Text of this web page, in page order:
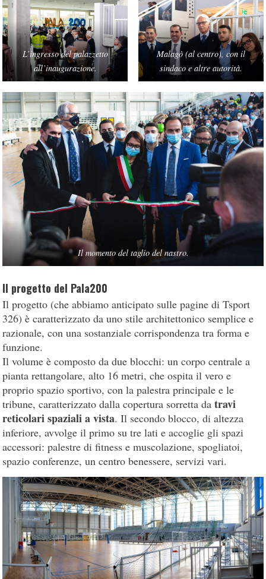
L’ingresso del palazzetto
all’inaugurazione.
Malagò (al centro), con il
sindaco e altre autorità.
Il momento del taglio del nastro.
Il progetto del Pala200
Il progetto (che abbiamo anticipato sulle pagine di Tsport
326) è caratterizzato da uno stile architettonico semplice e
razionale, con una sostanziale corrispondenza tra forma e
funzione.
Il volume è composto da due blocchi: un corpo centrale a
pianta rettangolare, alto 16 metri, che ospita il vero e
proprio spazio sportivo, con la palestra principale e le
tribune, caratterizzato dalla copertura sorretta datravi
reticolari spaziali a vista. Il secondo blocco, di altezza
inferiore, avvolge il primo su tre lati e accoglie gli spazi
accessori: palestre di fitness e muscolazione, spogliatoi,
spazio conferenze, un centro benessere, servizi vari.